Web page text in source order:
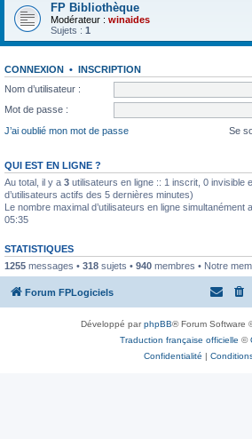
FP Bibliothèque
Modérateur : winaides
Sujets : 1
CONNEXION • INSCRIPTION
Nom d’utilisateur :
Mot de passe :
J’ai oublié mon mot de passe
Se
QUI EST EN LIGNE ?
Au total, il y a 3 utilisateurs en ligne :: 1 inscrit, 0 invisible
d’utilisateurs actifs des 5 dernières minutes)
Le nombre maximal d’utilisateurs en ligne simultanément
05:35
STATISTIQUES
1255 messages • 318 sujets • 940 membres • Notre
Forum FPLogiciels
Développé parphpBB® Forum Software
Traduction française officielle ©
Confidentialité |